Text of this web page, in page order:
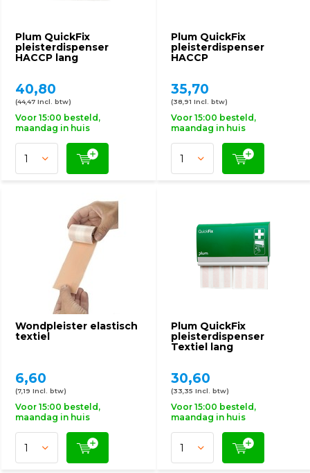
Plum QuickFix
pleisterdispenser
HACCP lang
40,80
(44,47 Incl. btw)
Voor 15:00 besteld,
maandag in huis
Plum QuickFix
pleisterdispenser
HACCP
35,70
(38,91 Incl. btw)
Voor 15:00 besteld,
maandag in huis
Wondpleister elastisch
textiel
6,60
(7,19 Incl. btw)
Voor 15:00 besteld,
maandag in huis
Plum QuickFix
pleisterdispenser
Textiel lang
30,60
(33,35 Incl. btw)
Voor 15:00 besteld,
maandag in huis